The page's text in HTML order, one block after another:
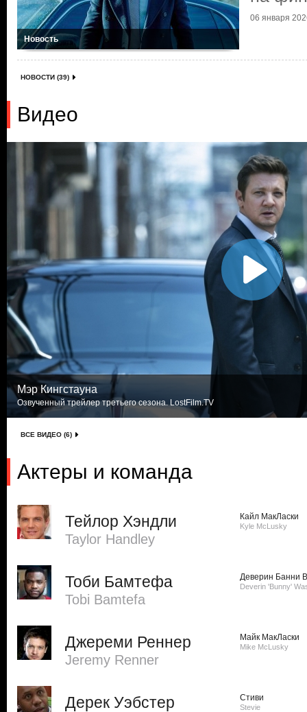
Новость
06 января
НОВОСТИ (39)
Видео
Мэр Кингстауна
Озвученный трейлер третьего сезона. LostFilm.TV
ВСЕ ВИДЕО (6)
Актеры и команда
Тейлор Хэндли
Taylor Handley
Кайл МакЛаски
Kyle McLusky
Тоби Бамтефа
Tobi Bamtefa
Деверин Банни
Deverin 'Bunny'
Джереми Реннер
Jeremy Renner
Майк МакЛаски
Mike McLusky
Дерек Уэбстер Стиви
Stevie